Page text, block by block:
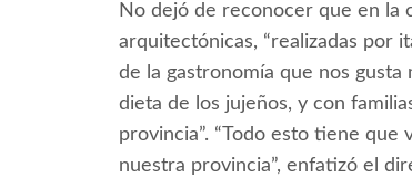
No dejó de reconocer que en la
arquitectónicas, “realizadas por
de la gastronomía que nos
dieta de los jujeños, y con
provincia”. “Todo esto tiene
nuestra provincia”, enfatizó el